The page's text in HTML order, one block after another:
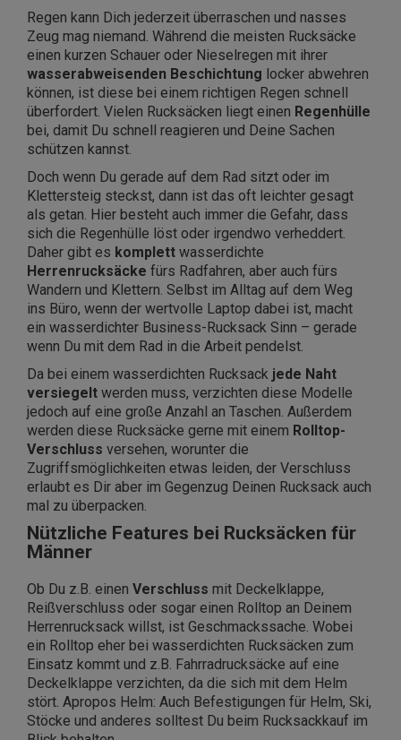
Regen kann Dich jederzeit überraschen und nasses
Zeug mag niemand. Während die meisten Rucksäcke
einen kurzen Schauer oder Nieselregen mit ihrer
wasserabweisenden Beschichtung locker abwehren
können, ist diese bei einem richtigen Regen schnell
überfordert. Vielen Rucksäcken liegt einen Regenhülle
bei, damit Du schnell reagieren und Deine Sachen
schützen kannst.
Doch wenn Du gerade auf dem Rad sitzt oder im
Klettersteig steckst, dann ist das oft leichter gesagt
als getan. Hier besteht auch immer die Gefahr, dass
sich die Regenhülle löst oder irgendwo verheddert.
Daher gibt es komplett wasserdichte
Herrenrucksäcke fürs Radfahren, aber auch fürs
Wandern und Klettern. Selbst im Alltag auf dem Weg
ins Büro, wenn der wertvolle Laptop dabei ist, macht
ein wasserdichter Business-Rucksack Sinn – gerade
wenn Du mit dem Rad in die Arbeit pendelst.
Da bei einem wasserdichten Rucksack jede Naht
versiegelt werden muss, verzichten diese Modelle
jedoch auf eine große Anzahl an Taschen. Außerdem
werden diese Rucksäcke gerne mit einem Rolltop-
Verschluss versehen, worunter die
Zugriffsmöglichkeiten etwas leiden, der Verschluss
erlaubt es Dir aber im Gegenzug Deinen Rucksack auch
mal zu überpacken.
Nützliche Features bei Rucksäcken für
Männer
Ob Du z.B. einen Verschluss mit Deckelklappe,
Reißverschluss oder sogar einen Rolltop an Deinem
Herrenrucksack willst, ist Geschmackssache. Wobei
ein Rolltop eher bei wasserdichten Rucksäcken zum
Einsatz kommt und z.B. Fahrradrucksäcke auf eine
Deckelklappe verzichten, da die sich mit dem Helm
stört. Apropos Helm: Auch Befestigungen für Helm, Ski,
Stöcke und anderes solltest Du beim Rucksackkauf im